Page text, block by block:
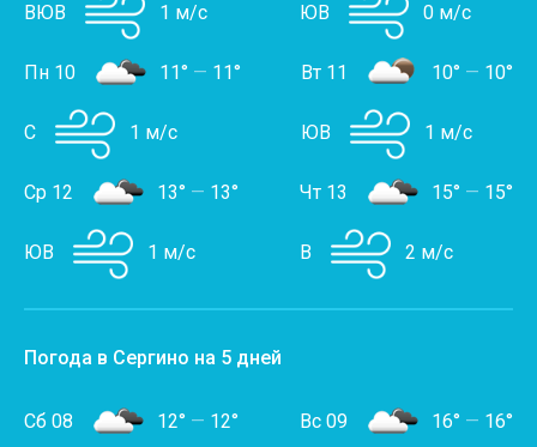
ВЮВ 1 м/с ЮВ 0 м/с
Пн 10 11° — 11°
С 1 м/с
Вт 11 10° — 10°
ЮВ 1 м/с
Ср 12 13° — 13°
ЮВ 1 м/с
Чт 13 15° — 15°
В 2 м/с
Погода в Сергино на 5 дней
Сб 08 12° — 12° Вс 09 16° — 16°